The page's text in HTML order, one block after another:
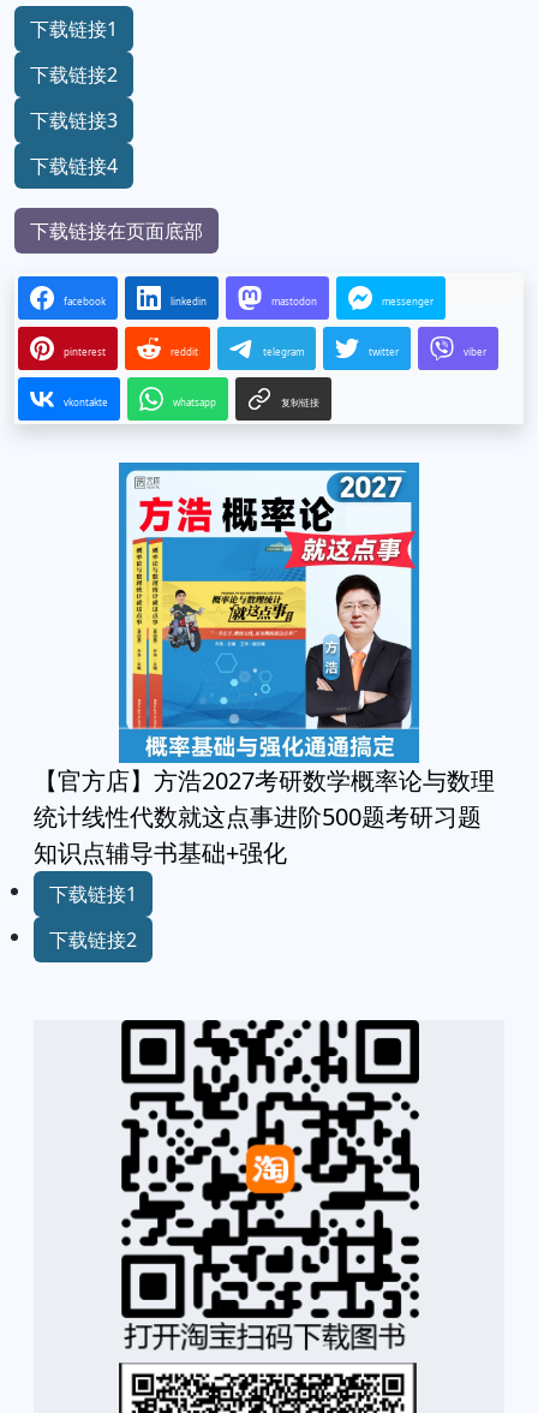
下载链接1
下载链接2
下载链接3
下载链接4
下载链接在页面底部
facebook linkedin mastodon messenger
pinterest reddit telegram twitter viber
vkontakte whatsapp 复制链接
【官方店】方浩2027考研数学概率论与数理
统计线性代数就这点事进阶500题考研习题
知识点辅导书基础+强化
下载链接1
下载链接2